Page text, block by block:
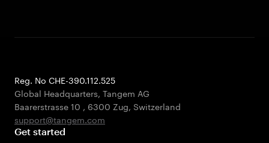
Reg. No CHE-390.112.525
Global Headquarters, Tangem AG
Baarerstrasse 10 , 6300 Zug, Switzerland
support@tangem.com
Get started